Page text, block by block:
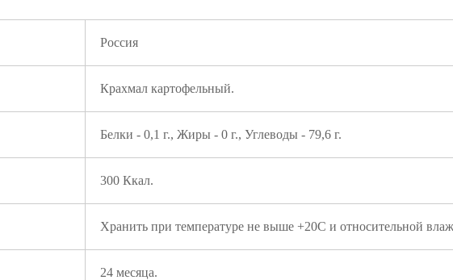
Россия
Крахмал картофельный.
Белки - 0,1 г., Жиры - 0 г., Углеводы - 79,6 г.
300 Ккал.
Хранить при температуре не выше +20С и относительной
24 месяца.